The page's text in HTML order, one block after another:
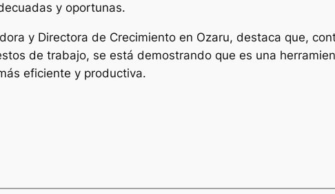
y oportunas.
y Directora de Crecimiento en Ozaru, destaca que,
de trabajo, se está demostrando que es una
eficiente y productiva.